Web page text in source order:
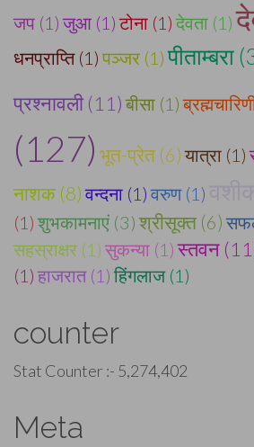
जप (1) जुआ (1) टोना (1) देवता (1)
धनप्राप्ति (1) पञ्जर (1) पीताम्बरा
प्रश्नावली (11) बीसा (1)
(127) भूत-प्रेत (6) यात्रा (1)
नाशक (8) वन्दना (1) वरुण (1)
(1) शुभकामनाएं (3) श्रीसूक्त (6)
सहस्राक्षर (1) सुकन्या (1) स्तवन
(1) हाजरात (1) हिंगलाज (1)
counter
Stat Counter :- 5,274,402
Meta